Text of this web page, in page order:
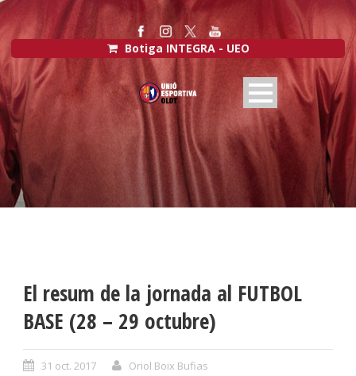
Botiga INTEGRA - UEO
El resum de la jornada al FUTBOL
BASE (28 – 29 octubre)
31 oct. 2017
Oriol Boix Bufias